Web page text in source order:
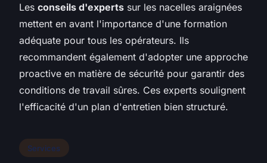
Les conseils d'experts sur les nacelles araignées
mettent en avant l'importance d'une formation
adéquate pour tous les opérateurs. Ils
recommandent également d'adopter une approche
proactive en matière de sécurité pour garantir des
conditions de travail sûres. Ces experts soulignent
l'efficacité d'un plan d'entretien bien structuré.
Services